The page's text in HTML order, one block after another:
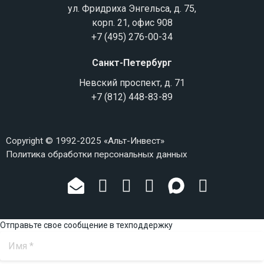
ул. Фридриха Энгельса, д. 75,
корп. 21, офис 908
+7 (495) 276-00-34
Санкт-Петербург
Невский проспект, д. 71
+7 (812) 448-83-89
Copyright © 1992-2025 «Альт-Инвест»
Политика обработки персональных данных
Отправьте свое сообщение в техподдержку